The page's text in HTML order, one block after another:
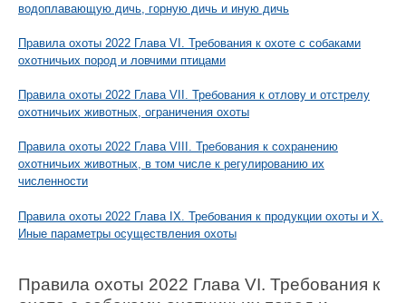
водоплавающую дичь, горную дичь и иную дичь
Правила охоты 2022 Глава VI. Требования к охоте с собаками
охотничьих пород и ловчими птицами
Правила охоты 2022 Глава VII. Требования к отлову и отстрелу
охотничьих животных, ограничения охоты
Правила охоты 2022 Глава VIII. Требования к сохранению
охотничьих животных, в том числе к регулированию их
численности
Правила охоты 2022 Глава IX. Требования к продукции охоты и X.
Иные параметры осуществления охоты
Правила охоты 2022 Глава VI. Требования к